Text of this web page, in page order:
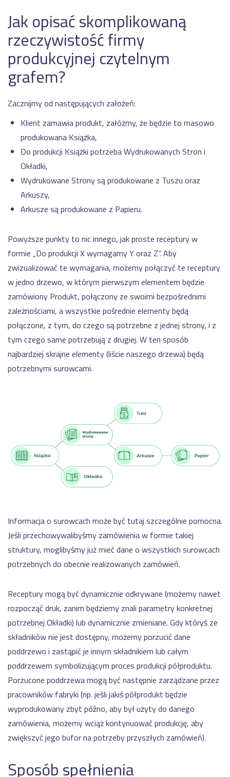
Jak opisać skomplikowaną
rzeczywistość firmy
produkcyjnej czytelnym
grafem?
Zacznijmy od następujących założeń:
Klient zamawia produkt, załóżmy, że będzie to masowo
produkowana Książka,
Do produkcji Książki potrzeba Wydrukowanych Stron i
Okładki,
Wydrukowane Strony są produkowane z Tuszu oraz
Arkuszy,
Arkusze są produkowane z Papieru.
Powyższe punkty to nic innego, jak proste receptury w
formie „Do produkcji X wymagamy Y oraz Z”. Aby
zwizualizować te wymagania, możemy połączyć te receptury
w jedno drzewo, w którym pierwszym elementem będzie
zamówiony Produkt, połączony ze swoimi bezpośrednimi
zależnościami, a wszystkie pośrednie elementy będą
połączone, z tym, do czego są potrzebne z jednej strony, i z
tym czego same potrzebują z drugiej. W ten sposób
najbardziej skrajne elementy (liście naszego drzewa) będą
potrzebnymi surowcami.
Informacja o surowcach może być tutaj szczególnie pomocna.
Jeśli przechowywalibyśmy zamówienia w formie takiej
struktury, moglibyśmy już mieć dane o wszystkich surowcach
potrzebnych do obecnie realizowanych zamówień.
Receptury mogą być dynamicznie odkrywane (możemy nawet
rozpocząć druk, zanim będziemy znali parametry konkretnej
potrzebnej Okładki) lub dynamicznie zmieniane. Gdy któryś ze
składników nie jest dostępny, możemy porzucić dane
poddrzewo i zastąpić je innym składnikiem lub całym
poddrzewem symbolizującym proces produkcji półproduktu.
Porzucone poddrzewa mogą być następnie zarządzane przez
pracowników fabryki (np. jeśli jakiś półprodukt będzie
wyprodukowany zbyt późno, aby był użyty do danego
zamówienia, możemy wciąż kontynuować produkcję, aby
zwiększyć jego bufor na potrzeby przyszłych zamówień).
Sposób spełnienia